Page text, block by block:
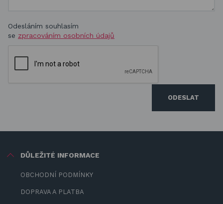
Odesláním souhlasím
se zpracováním osobních údajů
ODESLAT
DŮLEŽITÉ INFORMACE
OBCHODNÍ PODMÍNKY
DOPRAVA A PLATBA